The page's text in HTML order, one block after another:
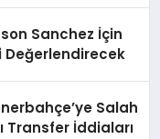
Sanchez İçin
Değerlendirecek
Salah
Transfer İddiaları